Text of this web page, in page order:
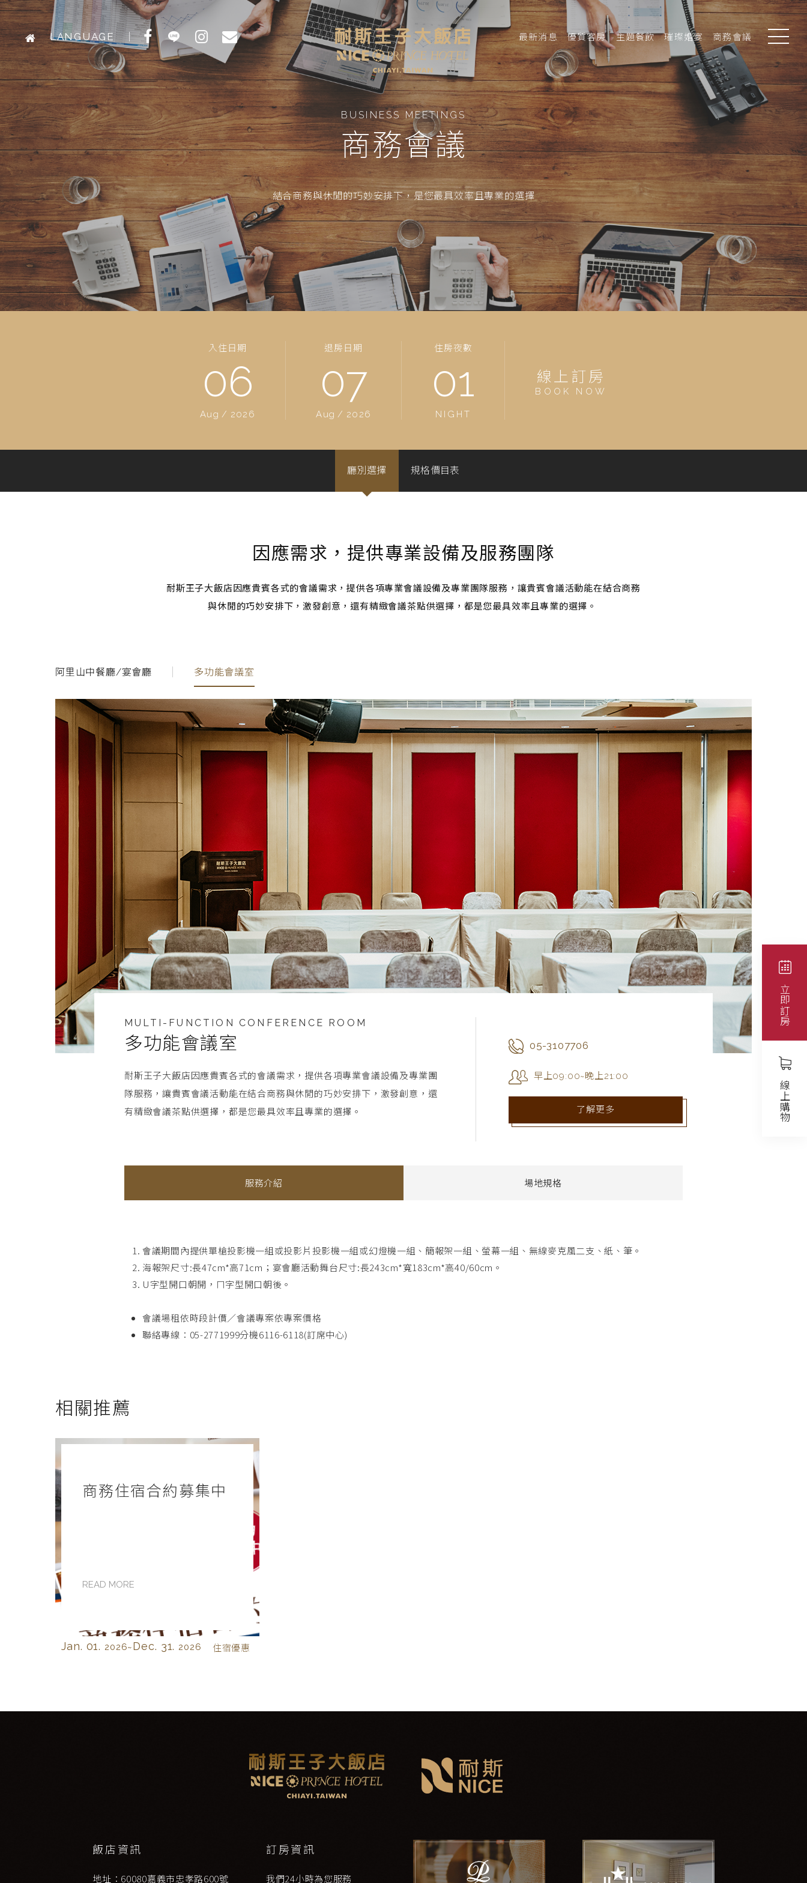
LANGUAGE 最新消息 優質客房 主題餐飲 璀璨婚宴 商務會議
BUSINESS MEETINGS
商務會議
結合商務與休閒的巧妙安排下，是您最具效率且專業的選擇
入住日期
06
Aug / 2026
退房日期
07
Aug / 2026
住房夜數
01
NIGHT
線上訂房
BOOK NOW
廳別選擇 規格價目表
因應需求，提供專業設備及服務團隊
耐斯王子大飯店因應貴賓各式的會議需求，提供各項專業會議設備及專業團隊服務，讓貴賓會議活動能在結合商務
與休閒的巧妙安排下，激發創意，還有精緻會議茶點供選擇，都是您最具效率且專業的選擇。
阿里山中餐廳/宴會廳 多功能會議室
MULTI-FUNCTION CONFERENCE ROOM
多功能會議室
耐斯王子大飯店因應貴賓各式的會議需求，提供各項專業會議設備及專業團
隊服務，讓貴賓會議活動能在結合商務與休閒的巧妙安排下，激發創意，還
有精緻會議茶點供選擇，都是您最具效率且專業的選擇。
05-3107706
早上09:00~晚上21:00
了解更多
服務介紹 場地規格
會議期間內提供單槍投影機一組或投影片投影機一組或幻燈機一組、簡報架一組、螢幕一組、無線麥克風二支、紙、筆。
海報架尺寸:長47cm*高71cm；宴會廳活動舞台尺寸:長243cm*寬183cm*高40/60cm。
U字型開口朝開，ㄇ字型開口朝後。
會議場租依時段計價／會議專案依專案價格
聯絡專線：05-2771999分機6116-6118(訂席中心)
相關推薦
商務住宿合約募集中
READ MORE
Jan. 01. 2026~Dec. 31. 2026 住宿優惠
飯店資訊
地址：60080嘉義市忠孝路600號
訂房資訊
我們24小時為您服務
立即訂房
線上購物